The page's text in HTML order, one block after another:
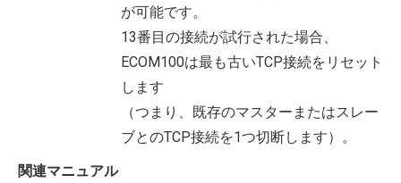
が可能です。
13番目の接続が試行された場合、
ECOM100は最も古いTCP接続をリセット
します
（つまり、既存のマスターまたはスレー
ブとのTCP接続を1つ切断します）。
関連マニュアル